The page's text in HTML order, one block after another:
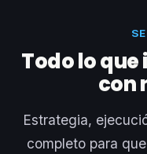
Todo lo
con
Estrategia,
completo para